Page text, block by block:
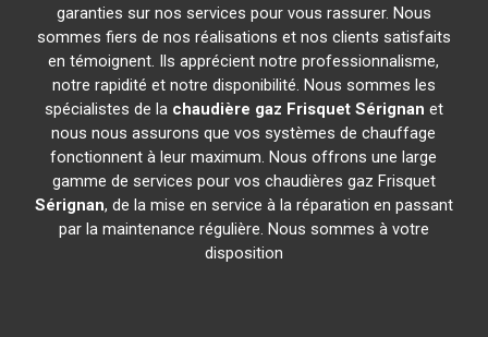
garanties sur nos services pour vous rassurer. Nous
sommes fiers de nos réalisations et nos clients satisfaits
en témoignent. Ils apprécient notre professionnalisme,
notre rapidité et notre disponibilité. Nous sommes les
spécialistes de la chaudière gaz Frisquet Sérignan et
nous nous assurons que vos systèmes de chauffage
fonctionnent à leur maximum. Nous offrons une large
gamme de services pour vos chaudières gaz Frisquet
Sérignan, de la mise en service à la réparation en passant
par la maintenance régulière. Nous sommes à votre
disposition